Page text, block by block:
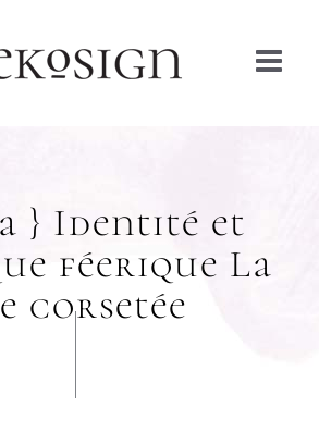
} Identité et
féerique La
corsetée